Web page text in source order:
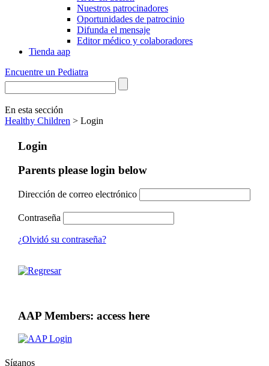
Nuestros patrocinadores
Oportunidades de patrocinio
Difunda el mensaje
Editor médico y colaboradores
Tienda aap
Encuentre un Pediatra
En esta sección
Healthy Children > Login
Login
Parents please login below
Dirección de correo electrónico
Contraseña
¿Olvidó su contraseña?
AAP Members: access here
Síganos